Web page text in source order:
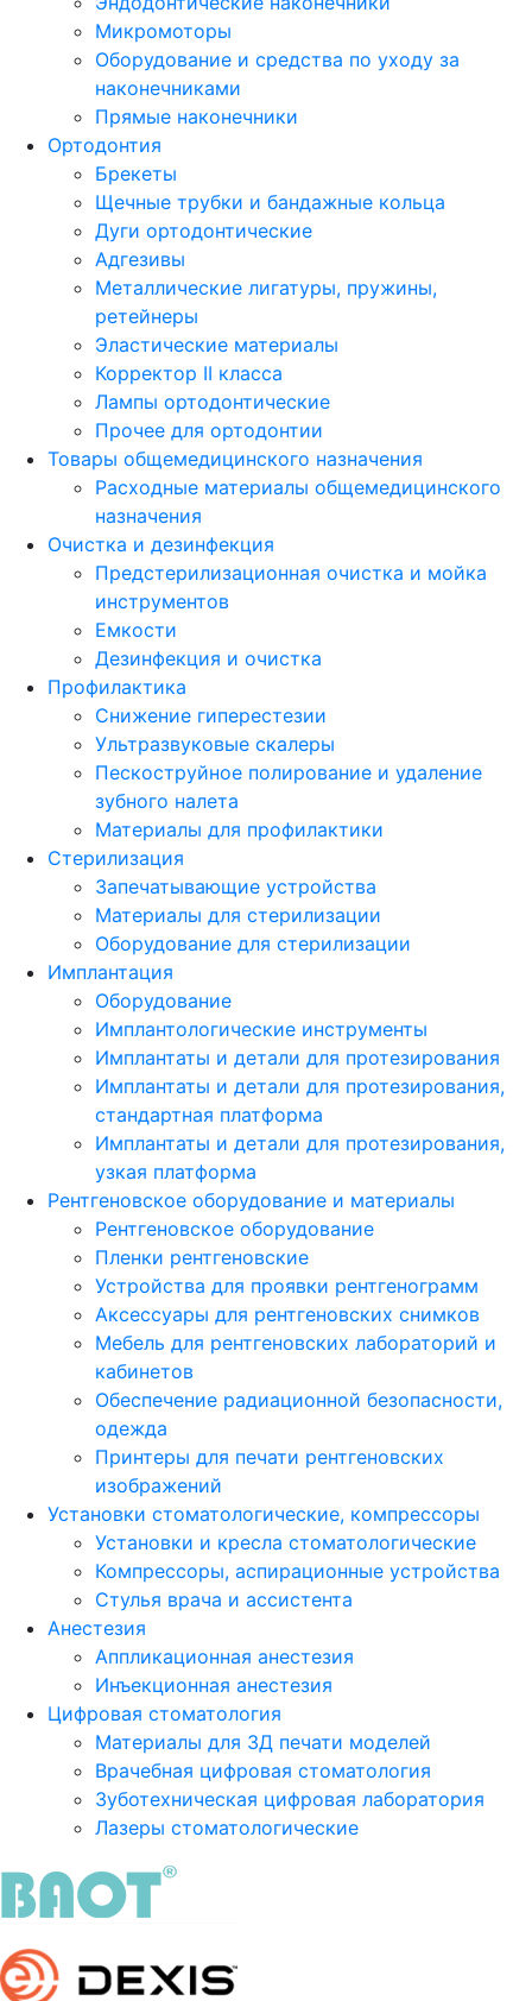
Микромоторы
Оборудование и средства по уходу за
наконечниками
Прямые наконечники
Ортодонтия
Брекеты
Щечные трубки и бандажные кольца
Дуги ортодонтические
Адгезивы
Металлические лигатуры, пружины,
ретейнеры
Эластические материалы
Корректор II класса
Лампы ортодонтические
Прочее для ортодонтии
Товары общемедицинского назначения
Расходные материалы общемедицинского
назначения
Очистка и дезинфекция
Предстерилизационная очистка и мойка
инструментов
Емкости
Дезинфекция и очистка
Профилактика
Снижение гиперестезии
Ультразвуковые скалеры
Пескоструйное полирование и удаление
зубного налета
Материалы для профилактики
Стерилизация
Запечатывающие устройства
Материалы для стерилизации
Оборудование для стерилизации
Имплантация
Оборудование
Имплантологические инструменты
Имплантаты и детали для протезирования
Имплантаты и детали для протезирования,
стандартная платформа
Имплантаты и детали для протезирования,
узкая платформа
Рентгеновское оборудование и материалы
Рентгеновское оборудование
Пленки рентгеновские
Устройства для проявки рентгенограмм
Аксессуары для рентгеновских снимков
Мебель для рентгеновских лабораторий и
кабинетов
Обеспечение радиационной безопасности,
одежда
Принтеры для печати рентгеновских
изображений
Установки стоматологические, компрессоры
Установки и кресла стоматологические
Компрессоры, аспирационные устройства
Стулья врача и ассистента
Анестезия
Аппликационная анестезия
Инъекционная анестезия
Цифровая стоматология
Материалы для 3Д печати моделей
Врачебная цифровая стоматология
Зуботехническая цифровая лаборатория
Лазеры стоматологические